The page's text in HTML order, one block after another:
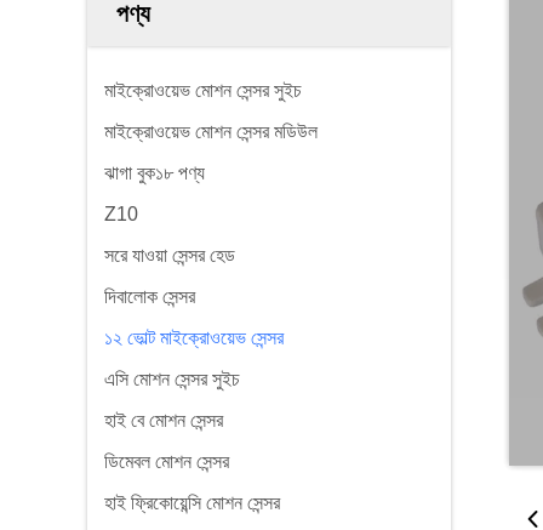
পণ্য
মাইক্রোওয়েভ মোশন সেন্সর সুইচ
মাইক্রোওয়েভ মোশন সেন্সর মডিউল
ঝাগা বুক১৮ পণ্য
Z10
সরে যাওয়া সেন্সর হেড
দিবালোক সেন্সর
১২ ভোল্ট মাইক্রোওয়েভ সেন্সর
এসি মোশন সেন্সর সুইচ
হাই বে মোশন সেন্সর
ডিমেবল মোশন সেন্সর
হাই ফ্রিকোয়েন্সি মোশন সেন্সর